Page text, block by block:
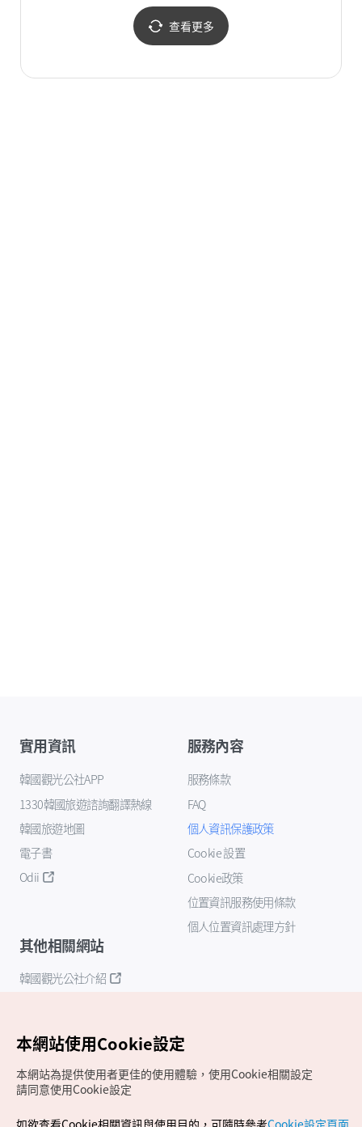
查看更多
實用資訊
韓國觀光公社APP
1330韓國旅遊諮詢翻譯熱線
韓國旅遊地圖
電子書
Odii
服務內容
服務條款
FAQ
個人資訊保護政策
Cookie 設置
Cookie政策
位置資訊服務使用條款
個人位置資訊處理方針
其他相關網站
韓國觀光公社介紹
本網站使用Cookie設定
本網站為提供使用者更佳的使用體驗，使用Cookie相關設定
請同意使用Cookie設定
如欲查看Cookie相關資訊與使用目的，可隨時參考Cookie設定頁面